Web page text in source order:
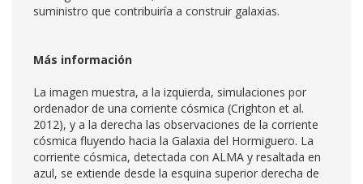
suministro que contribuiría a construir galaxias.
Más información
La imagen muestra, a la izquierda, simulaciones por
ordenador de una corriente cósmica (Crighton et al.
2012), y a la derecha las observaciones de la corriente
cósmica fluyendo hacia la Galaxia del Hormiguero. La
corriente cósmica, detectada con ALMA y resaltada en
azul, se extiende desde la esquina superior derecha de